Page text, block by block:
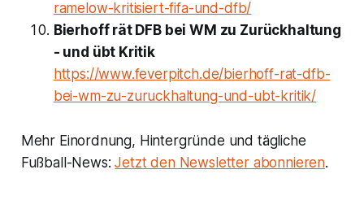
ramelow-kritisiert-fifa-und-dfb/
Bierhoff rät DFB bei WM zu Zurückhaltung
- und übt Kritik
https://www.feverpitch.de/bierhoff-rat-dfb-
bei-wm-zu-zuruckhaltung-und-ubt-kritik/
Mehr Einordnung, Hintergründe und tägliche
Fußball-News:Jetzt den Newsletter abonnieren.